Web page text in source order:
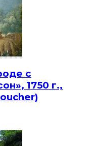
с
1750 г.,